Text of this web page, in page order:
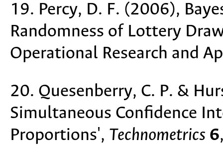
19. Percy, D. F. (2006),
Randomness of Lottery
Operational Research and
20. Quesenberry, C. P. &
Simultaneous Confidence
Proportions', Technometrics 6